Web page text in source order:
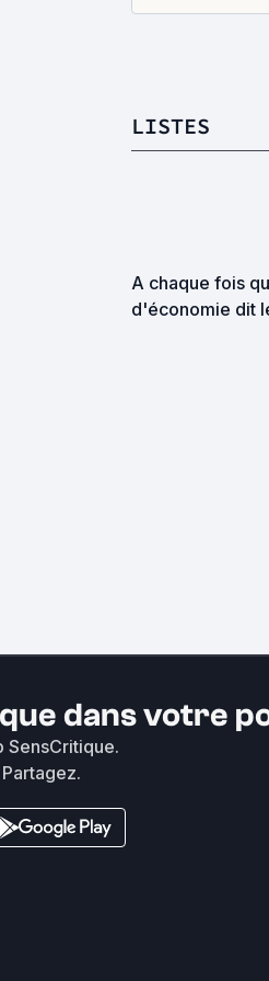
LISTES
A chaque fois
d'économie dit
dans votre
SensCritique.